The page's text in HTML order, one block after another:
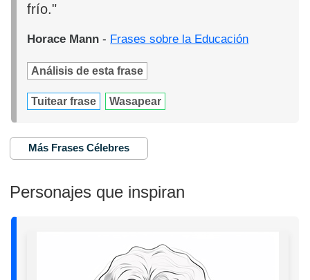
frío."
Horace Mann - Frases sobre la Educación
Análisis de esta frase
Tuitear frase Wasapear
Más Frases Célebres
Personajes que inspiran